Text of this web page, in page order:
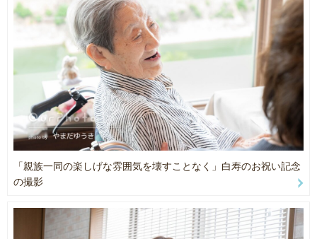
など、幅広いジャンルを撮影してきました。
特に意識しているのは、
「カメラを向けられる時間」ではなく、
「自然に過ごせる空気づくり」です。
撮影中は、
✔ ポーズや立ち位置を丁寧にサポート
✔ 写真を確認しながら進行
✔ 緊張をほぐすコミュニケーション
を大切にしているので、
「撮影経験がほとんどない」
👶 一児の父だからこそ、“家族の時間”を大切に撮ります
お子さま撮影では、
「人見知りしないかな…」
「泣いてしまったらどうしよう…」
と心配される親御さまも少なくありません。
僕自身も一児の父として、
親御さんの気持ちがすごく分かります。
だから無理に笑わせたり、
お子さまと一緒に遊びながら、
「親族一同の楽しげな雰囲気を壊すことなく」白寿のお祝い記念
の撮影